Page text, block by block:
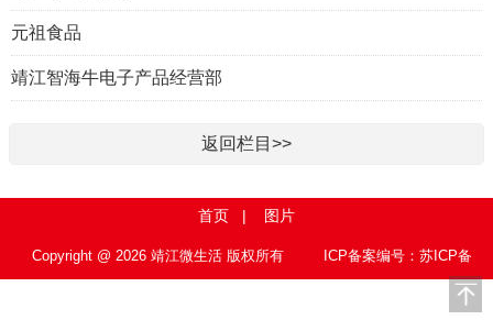
元祖食品
靖江智海牛电子产品经营部
返回栏目>>
首页 | 图片
Copyright @ 2026 靖江微生活 版权所有
ICP备案编号：苏ICP备
15010767号